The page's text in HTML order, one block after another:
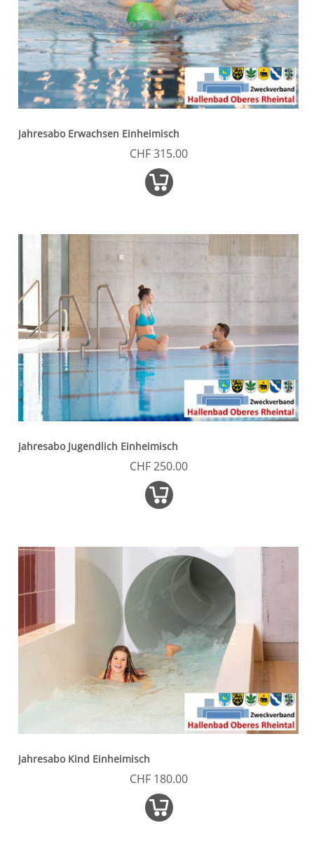
Jahresabo Erwachsen Einheimisch
CHF 315.00
Jahresabo Jugendlich Einheimisch
CHF 250.00
Jahresabo Kind Einheimisch
CHF 180.00